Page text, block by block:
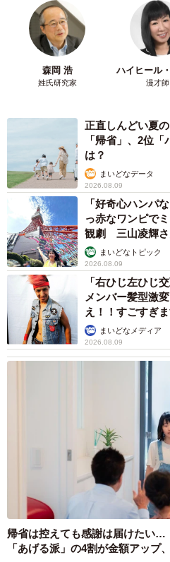
無事に天国に送り届けるのかに
た。そして当院のブログをお
最後は玄関で過ごすことが多くなった
私は自身が獣医師でありながら
たときにいろいろ後悔したこ
た。Aさんは「獣医さんでも迷
森岡 浩
姓氏研究家
ハイヒール
漫才師
正直しんどい夏
「帰省」、2位
は？
まいどなデータ
2026.08.09
「好奇心ハンパ
っ赤なワンピで
観劇 三山凌輝さ
まいどなトピック
2026.08.09
「右ひじ左ひじ
メンバー髪型激
え！！すごすぎ
まいどなメディア
2026.08.09
帰省は控えても感謝は届けたい…
「あげる派」の4割が金額アップ